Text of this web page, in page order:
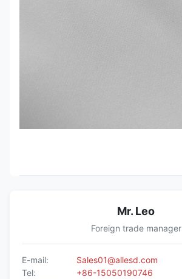
Mr. Leo
Foreign trade manager
E-mail:
Sales01@allesd.com
Tel:
+86-15050190746